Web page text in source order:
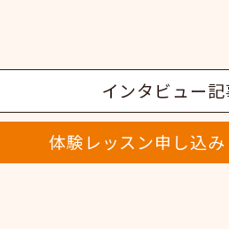
インタビュー
体験レッスン申し込